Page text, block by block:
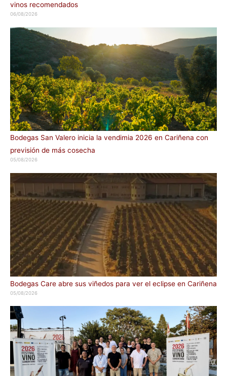
vinos recomendados
06/08/2026
Bodegas San Valero inicia la vendimia 2026 en Cariñena con
previsión de más cosecha
05/08/2026
Bodegas Care abre sus viñedos para ver el eclipse en Cariñena
05/08/2026